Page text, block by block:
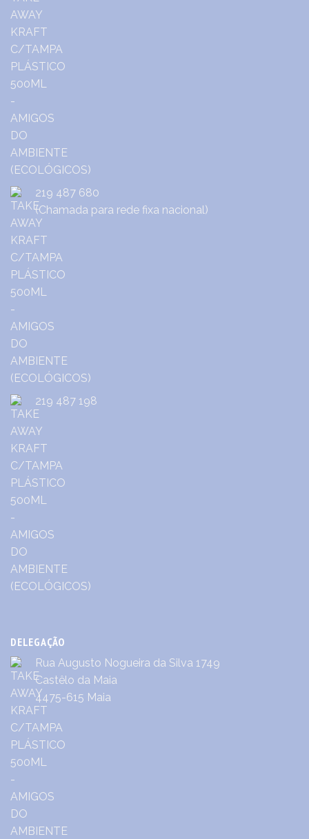
219 487 680
(Chamada para rede fixa nacional)
219 487 198
DELEGAÇÃO
Rua Augusto Nogueira da Silva 1749
Castêlo da Maia
4475-615 Maia